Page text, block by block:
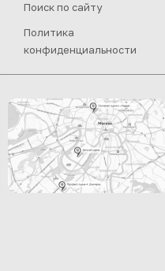
Поиск по сайту
Политика
конфиденциальности